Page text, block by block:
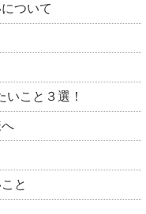
ついて
こと３選！
と